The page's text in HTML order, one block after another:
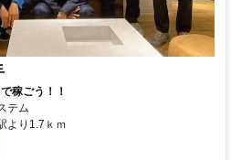
稼ごう！！
テム
より1.7ｋｍ